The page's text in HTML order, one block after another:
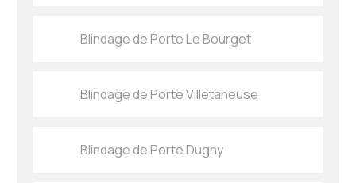
Blindage de Porte Le Bourget
Blindage de Porte Villetaneuse
Blindage de Porte Dugny